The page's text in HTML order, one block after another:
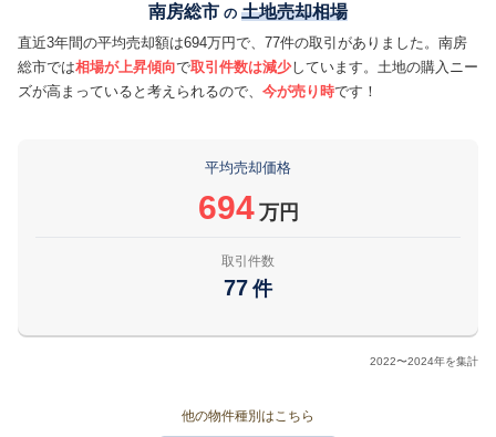
南房総市 の 土地売却相場
直近3年間の平均売却額は694万円で、77件の取引がありました。南房
総市では相場が上昇傾向で取引件数は減少しています。土地の購入ニー
ズが高まっていると考えられるので、 今が売り時です！
平均売却価格
694 万円
取引件数
77 件
2022〜2024年を集計
他の物件種別はこちら